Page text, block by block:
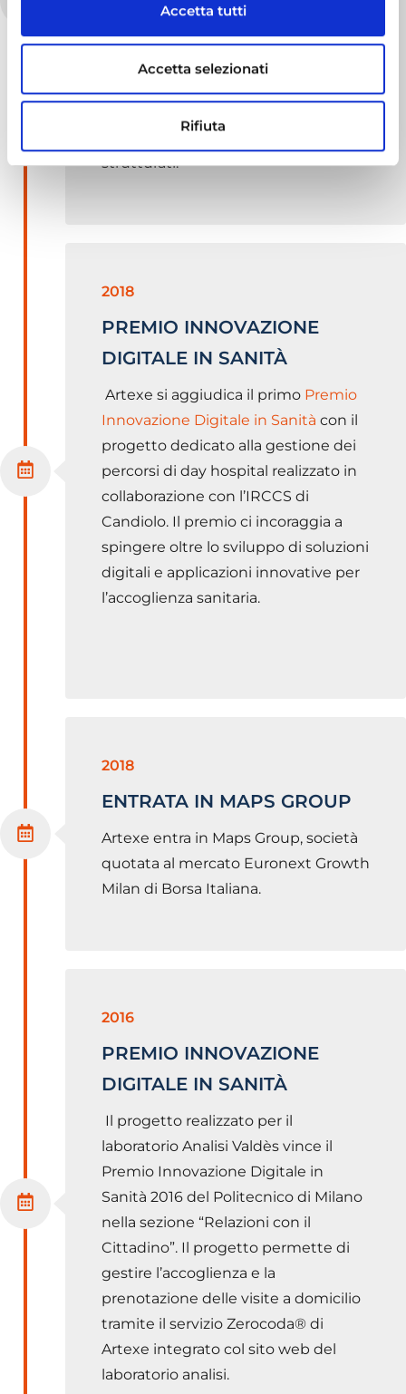
Accetta tutti
Accetta selezionati
Rifiuta
riferimento nel ambito della data
driven governance con Clinika,
Healthcare Analytics Platform, una
di interpretare anche i dati non
strutturati.
2018
PREMIO INNOVAZIONE
DIGITALE IN SANITÀ
Artexe si aggiudica il primo Premio
Innovazione Digitale in Sanità con il
progetto dedicato alla gestione dei
percorsi di day hospital realizzato in
collaborazione con l’IRCCS di
Candiolo. Il premio ci incoraggia a
spingere oltre lo sviluppo di soluzioni
digitali e applicazioni innovative per
l’accoglienza sanitaria.
2018
ENTRATA IN MAPS GROUP
Artexe entra in Maps Group, società
quotata al mercato Euronext Growth
Milan di Borsa Italiana.
2016
PREMIO INNOVAZIONE
DIGITALE IN SANITÀ
Il progetto realizzato per il
laboratorio Analisi Valdès vince il
Premio Innovazione Digitale in
Sanità 2016 del Politecnico di Milano
nella sezione “Relazioni con il
Cittadino”. Il progetto permette di
gestire l’accoglienza e la
prenotazione delle visite a domicilio
tramite il servizio Zerocoda® di
Artexe integrato col sito web del
laboratorio analisi.